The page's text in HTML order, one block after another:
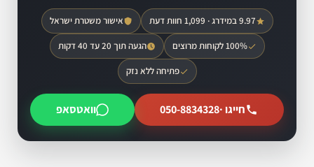
9.97 במידרג · 1,099 חוות דעת אישור משטרת ישראל
100% לקוחות מרוצים הגעה תוך 20 עד 40 דקות
פתיחה ללא נזק
חייגו ·050-8834328 וואטסאפ